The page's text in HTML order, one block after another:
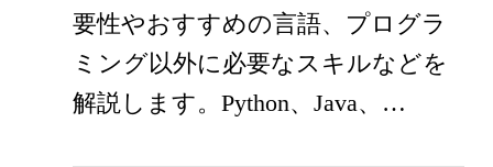
要性やおすすめの言語、プログラ
ミング以外に必要なスキルなどを
解説します。Python、Java、…